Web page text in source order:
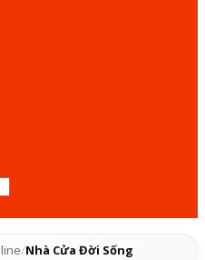
/Nhà Cửa Đời Sống